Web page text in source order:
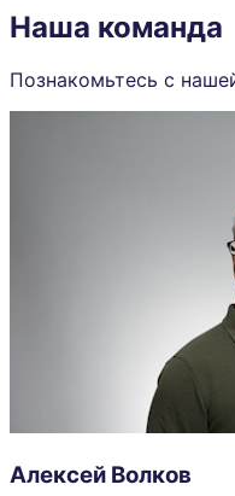
Наша команда
Познакомьтесь с
Алексей Волков